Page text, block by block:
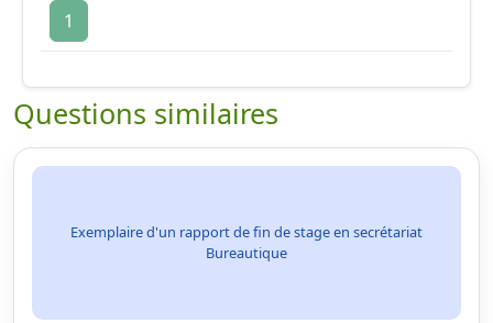
1
Questions similaires
Exemplaire d'un rapport de fin de stage en secrétariat
Bureautique